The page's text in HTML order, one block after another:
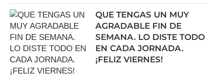
QUE TENGAS UN MUY
AGRADABLE FIN DE
SEMANA. LO DISTE TODO
EN CADA JORNADA.
¡FELIZ VIERNES!